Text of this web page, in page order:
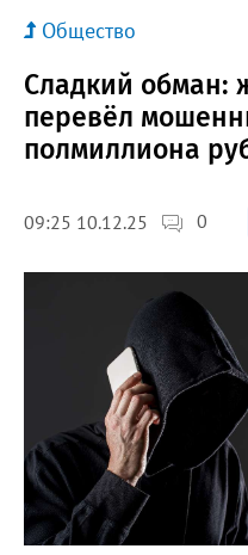
Общество
Сладкий обман:
перевёл
полмиллиона
09:25 10.12.25 0